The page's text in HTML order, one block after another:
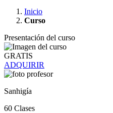
Inicio
Curso
Presentación del curso
GRATIS
ADQUIRIR
Sanhigía
60 Clases